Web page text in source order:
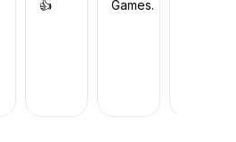
recomendado